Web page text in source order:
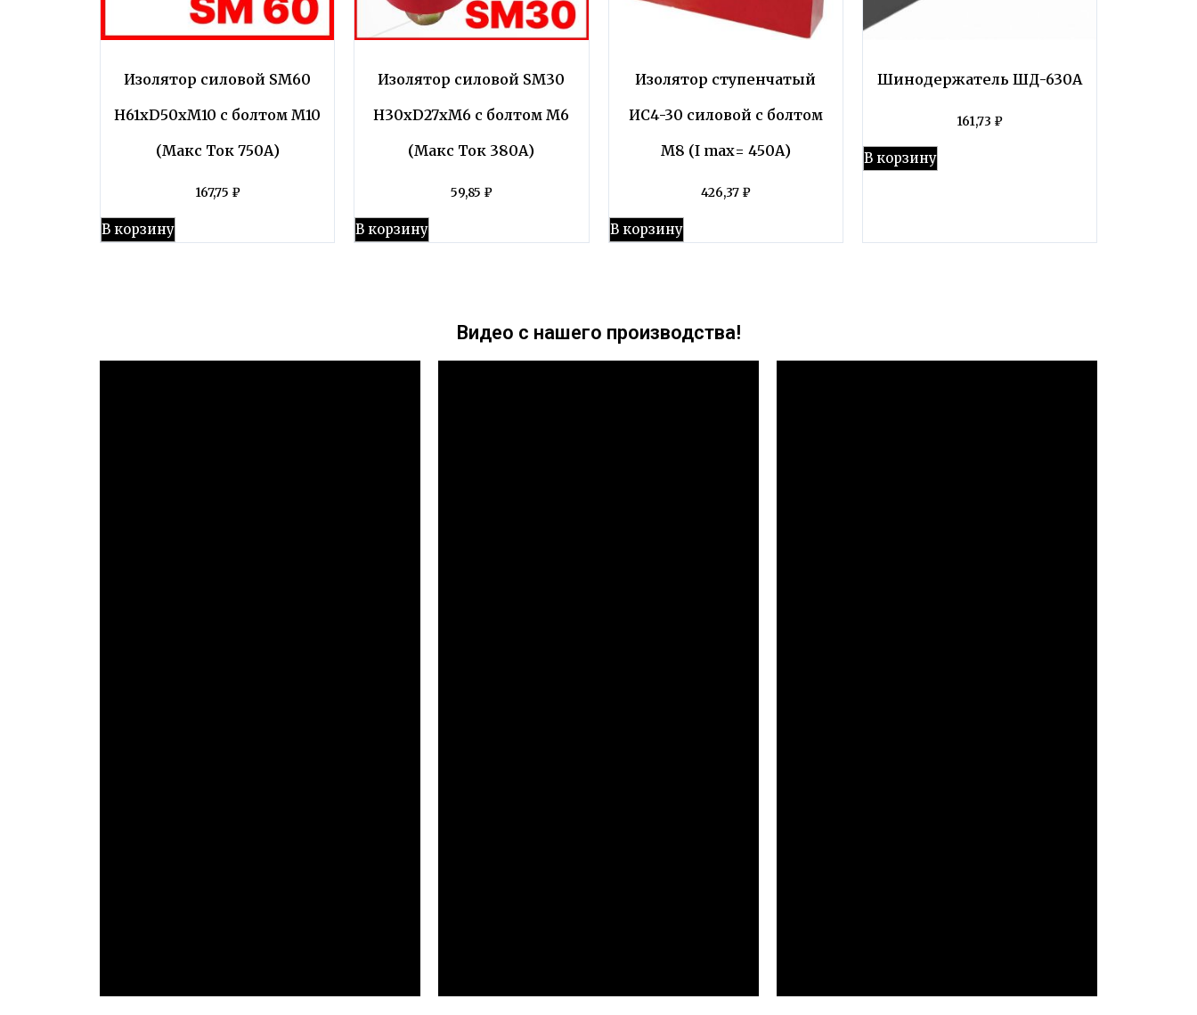
Изолятор силовой SM60
H61хD50хМ10 с болтом М10
(Макс Ток 750А)
167,75 ₽
В корзину
Изолятор силовой SM30
H30хD27хМ6 с болтом М6
(Макс Ток 380А)
59,85 ₽
В корзину
Изолятор ступенчатый
ИС4-30 силовой с болтом
М8 (I maх= 450А)
426,37 ₽
В корзину
Шинодержатель ШД-630А
161,73 ₽
В корзину
Видео с нашего производства!